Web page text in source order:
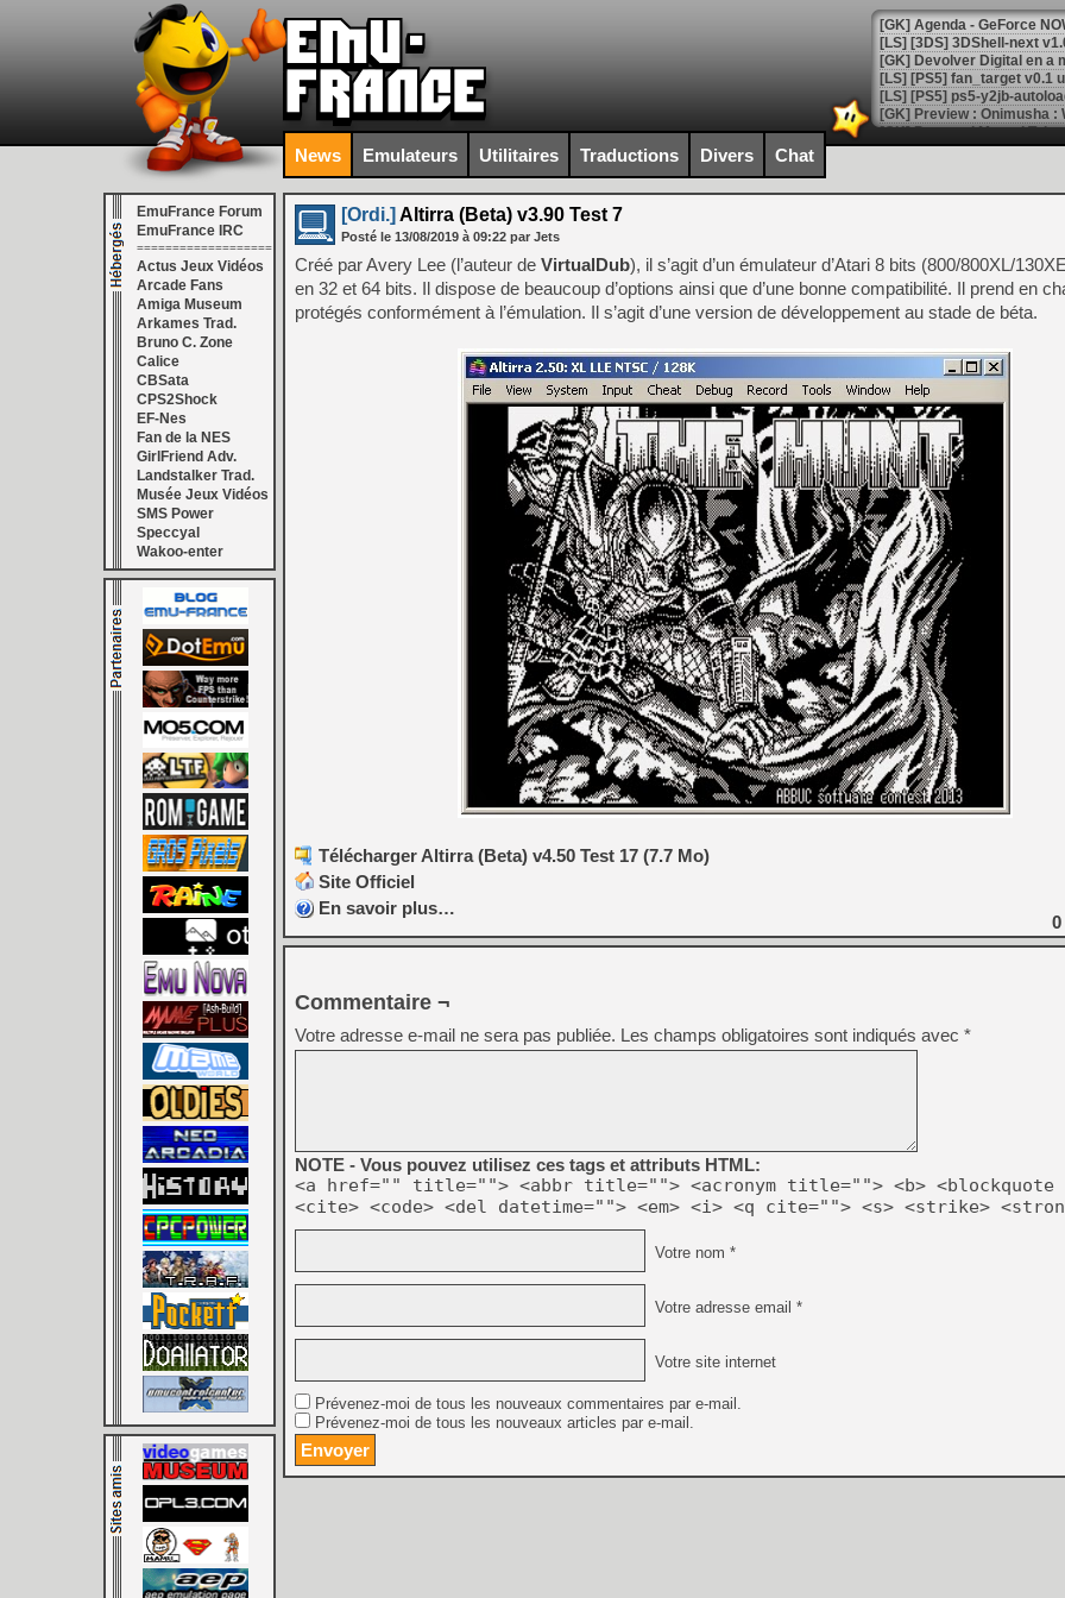
[GK] Agenda - GeForce
[GK] Devolver Digital en a
[LS] [PS5] ps5-y2jb-
[GK] Pourquoi Marvel
[GK] Test : Restory : Chill
[GK] GTA 6 : Rockstar
[GK] Hot Wheels Infinite
[GK] Mémoire cash -
[GK] Résultats Nintendo :
[GK] Déjà des
[Mo5] Brickboy cherche à
[GK] Minecraft et ses «
[GK] Beast of
[GK] Ubisoft : fin de partie
[GK] Mémoire cash -
[GK] Dan Houser (GTA)
[GK] Comment EA Sports
[GK] Crimson Moon : un
[GK] Isle of Reveries : le
[GK] Moonlighter 2 : The
[GK] Capcom relance
[Mo5] Deux inédits du
[GK] Le beat'em up The
[GK] Endless Legend 2 :
[LS] [PS5] Le WebKit
[GK] Oubliez Crazy Taxi,
[LS] [Switch] NSZ 5.0.0
[GK] No More Room in
[GK] Un chatbot Atelier
News Emulateurs Utilitaires Traductions Divers Chat
EmuFrance Forum
EmuFrance IRC
===================
Actus Jeux Vidéos
Arcade Fans
Amiga Museum
Arkames Trad.
Bruno C. Zone
Calice
CBSata
CPS2Shock
EF-Nes
Fan de la NES
GirlFriend Adv.
Landstalker Trad.
Musée Jeux Vidéos
SMS Power
Speccyal
Wakoo-enter
[Ordi.] Altirra (Beta) v3.90 Test 7
Posté le 13/08/2019 à 09:22 par Jets
Créé par Avery Lee (l’auteur de VirtualDub), il s’agit d’un émulateur d’Atari 8 bits (800/800XL/
en 32 et 64 bits. Il dispose de beaucoup d’options ainsi que d’une bonne compatibilité. Il prend en
protégés conformément à l’émulation. Il s’agit d’une version de développement au stade de béta.
Télécharger Altirra (Beta) v4.50 Test 17 (7.7 Mo)
Site Officiel
En savoir plus…
0
Commentaire ¬
Votre adresse e-mail ne sera pas publiée. Les champs obligatoires sont indiqués avec *
NOTE - Vous pouvez utilisez ces tags et attributs HTML:
<a href="" title=""> <abbr title=""> <acronym title=""> <b> <blockquote
<cite> <code> <del datetime=""> <em> <i> <q cite=""> <s> <strike>
Votre nom *
Votre adresse email *
Votre site internet
Prévenez-moi de tous les nouveaux commentaires par e-mail.
Prévenez-moi de tous les nouveaux articles par e-mail.